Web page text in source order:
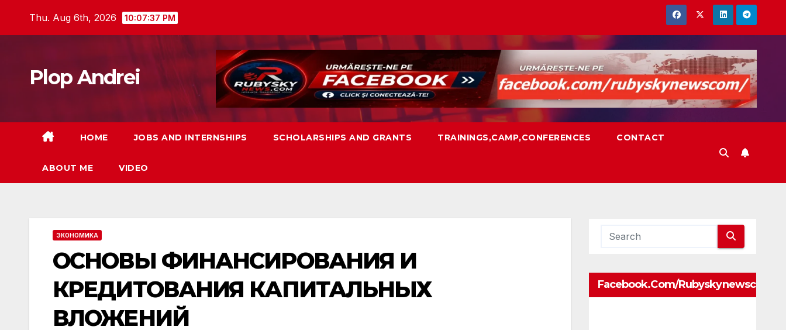
Thu. Aug 6th, 2026 10:07:38 PM
Plop Andrei
HOME JOBS AND INTERNSHIPS SCHOLARSHIPS AND GRANTS TRAININGS,CAMP,CONFERENCES CONTACT
ABOUT ME VIDEO
ЭКОНОМИКА
ОСНОВЫ ФИНАНСИРОВАНИЯ И
КРЕДИТОВАНИЯ КАПИТАЛЬНЫХ
ВЛОЖЕНИЙ
Facebook.com/rubyskynewscom